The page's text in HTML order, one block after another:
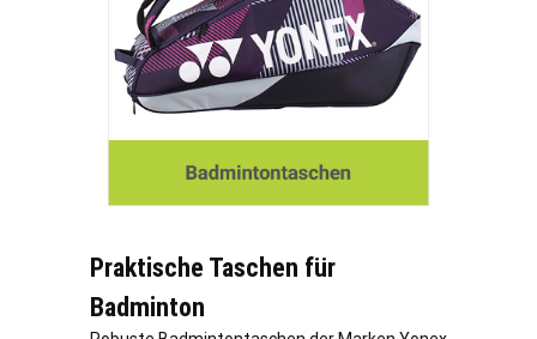
Praktische Taschen für
Badminton